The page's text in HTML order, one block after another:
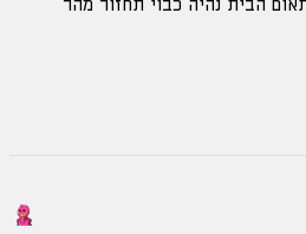
הבית נהיה כבוי תחזור מהר